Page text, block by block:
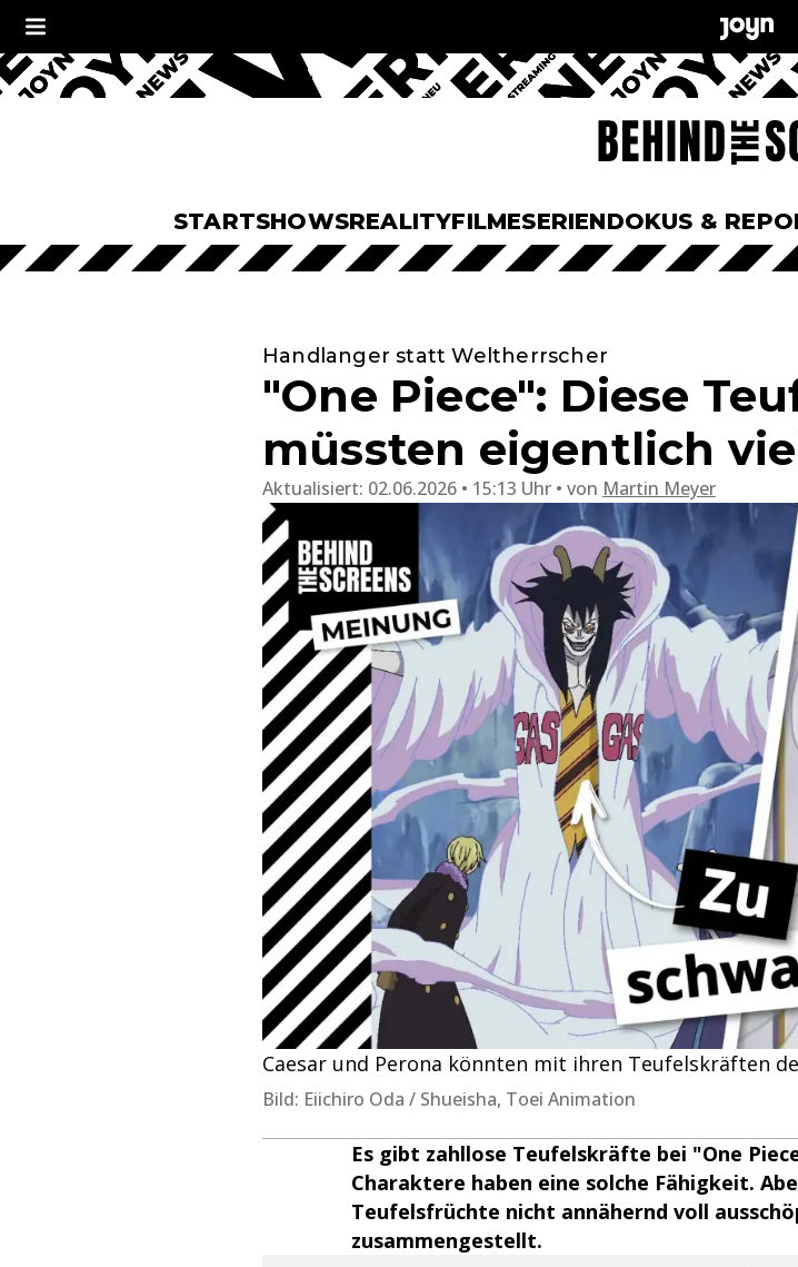
STARTSHOWSREALITYFILMESERIENDOKUS &
Handlanger statt Weltherrscher
"One Piece": Diese
müssten eigentlich
Aktualisiert: 02.06.2026 • 15:13 Uhr von Martin Meyer
Caesar und Perona könnten mit ihren Teufelskräften
Bild: Eiichiro Oda / Shueisha, Toei Animation
Es gibt zahllose Teufelskräfte bei "One
Charaktere haben eine solche Fähigkeit.
Teufelsfrüchte nicht annähernd voll
zusammengestellt.